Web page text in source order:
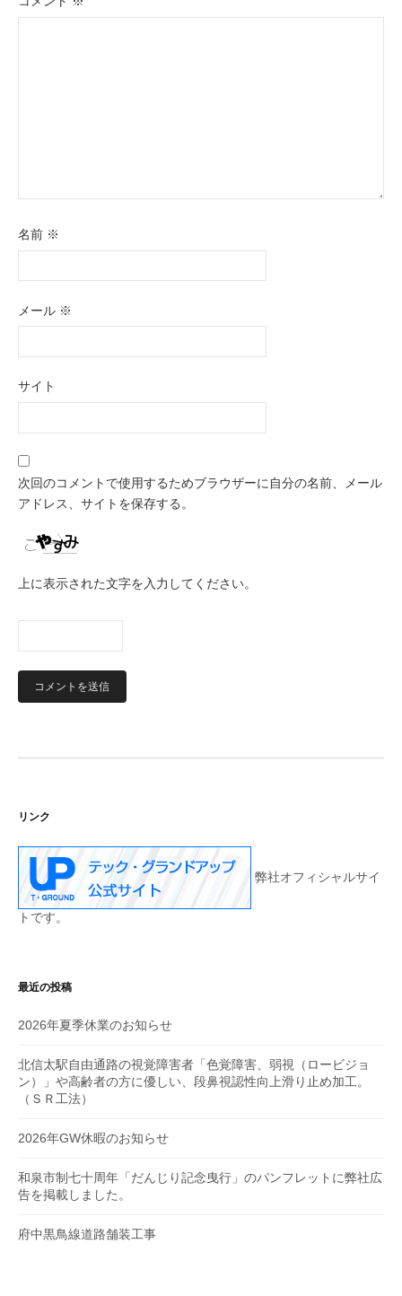
ン
名前 ※
メール ※
サイト
次回のコメントで使用するためブラウザーに自分の名前、メール
アドレス、サイトを保存する。
上に表示された文字を入力してください。
リンク
弊社オフィシャルサイ
トです。
最近の投稿
2026年夏季休業のお知らせ
北信太駅自由通路の視覚障害者「色覚障害、弱視（ロービジョ
ン）」や高齢者の方に優しい、段鼻視認性向上滑り止め加工。
（ＳＲ工法）
2026年GW休暇のお知らせ
和泉市制七十周年「だんじり記念曳行」のパンフレットに弊社広
告を掲載しました。
府中黒鳥線道路舗装工事